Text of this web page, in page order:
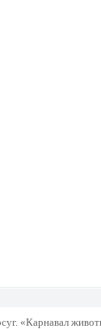
«Карнавал